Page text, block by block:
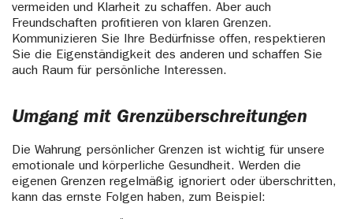
vermeiden und Klarheit zu schaffen. Aber auch
Freundschaften profitieren von klaren Grenzen.
Kommunizieren Sie Ihre Bedürfnisse offen, respektieren
Sie die Eigenständigkeit des anderen und schaffen Sie
auch Raum für persönliche Interessen.
Umgang mit Grenzüberschreitungen
Die Wahrung persönlicher Grenzen ist wichtig für unsere
emotionale und körperliche Gesundheit. Werden die
eigenen Grenzen regelmäßig ignoriert oder überschritten,
kann das ernste Folgen haben, zum Beispiel: